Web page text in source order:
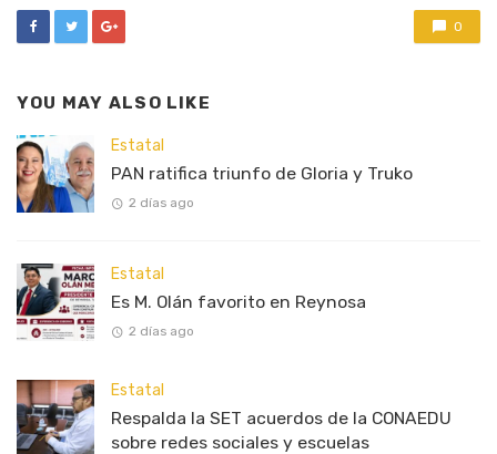
0
YOU MAY ALSO LIKE
Estatal
PAN ratifica triunfo de Gloria y Truko
2 días ago
Estatal
Es M. Olán favorito en Reynosa
2 días ago
Estatal
Respalda la SET acuerdos de la CONAEDU
sobre redes sociales y escuelas